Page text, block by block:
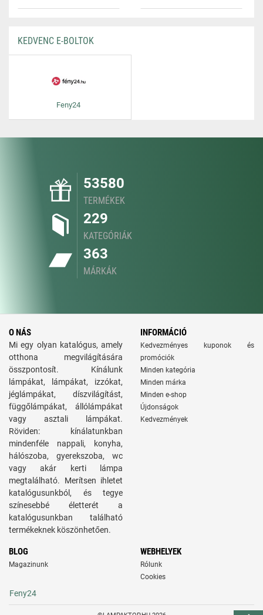
KEDVENC E-BOLTOK
Feny24
53580
TERMÉKEK
229
KATEGÓRIÁK
363
MÁRKÁK
O NÁS
Mi egy olyan katalógus, amely
otthona megvilágítására
összpontosít. Kínálunk
lámpákat, lámpákat, izzókat,
jéglámpákat, díszvilágítást,
függőlámpákat, állólámpákat
vagy asztali lámpákat.
Röviden: kínálatunkban
mindenféle nappali, konyha,
hálószoba, gyerekszoba, wc
vagy akár kerti lámpa
megtalálható. Merítsen ihletet
katalógusunkból, és tegye
színesebbé életterét a
katalógusunkban található
termékeknek köszönhetően.
INFORMÁCIÓ
Kedvezményes kuponok és
promóciók
Minden kategória
Minden márka
Minden e-shop
Újdonságok
Kedvezmények
BLOG
Magazinunk
WEBHELYEK
Rólunk
Cookies
Feny24